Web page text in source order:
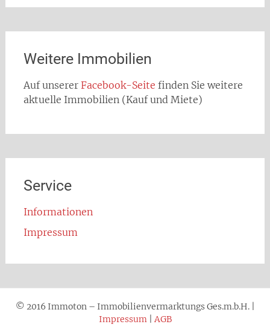
Weitere Immobilien
Auf unserer Facebook-Seite finden Sie weitere
aktuelle Immobilien (Kauf und Miete)
Service
Informationen
Impressum
© 2016 Immoton – Immobilienvermarktungs Ges.m.b.H. |
Impressum| AGB